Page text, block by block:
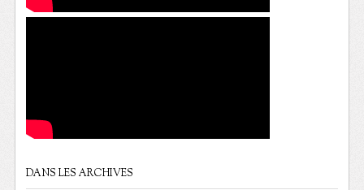
DANS LES ARCHIVES